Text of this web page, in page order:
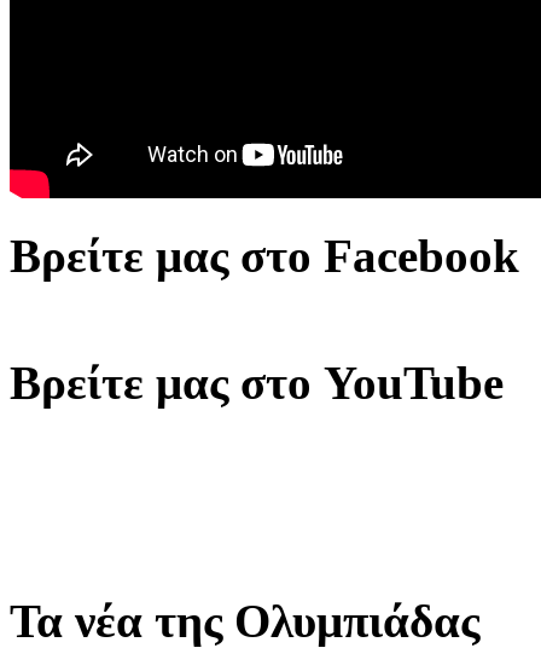
Βρείτε μας στο Facebook
Βρείτε μας στο YouTube
Τα νέα της Ολυμπιάδας